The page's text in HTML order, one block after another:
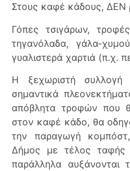
Στους καφέ κάδους, ΔΕΝ
Γόπες τσιγάρων,
τηγανόλαδα, γάλα-
γυαλιστερά χαρτιά (π.χ.
Η ξεχωριστή συλλογή
σημαντικά
απόβλητα τροφών που
στον καφέ κάδο, θα
την παραγωγή
Δήμος με τέλος
παράλληλα αυξάνονται